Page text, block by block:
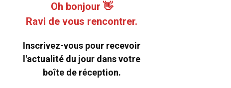
Oh bonjour 👋
Ravi de vous rencontrer.
Inscrivez-vous pour recevoir
l'actualité du jour dans votre
boîte de réception.